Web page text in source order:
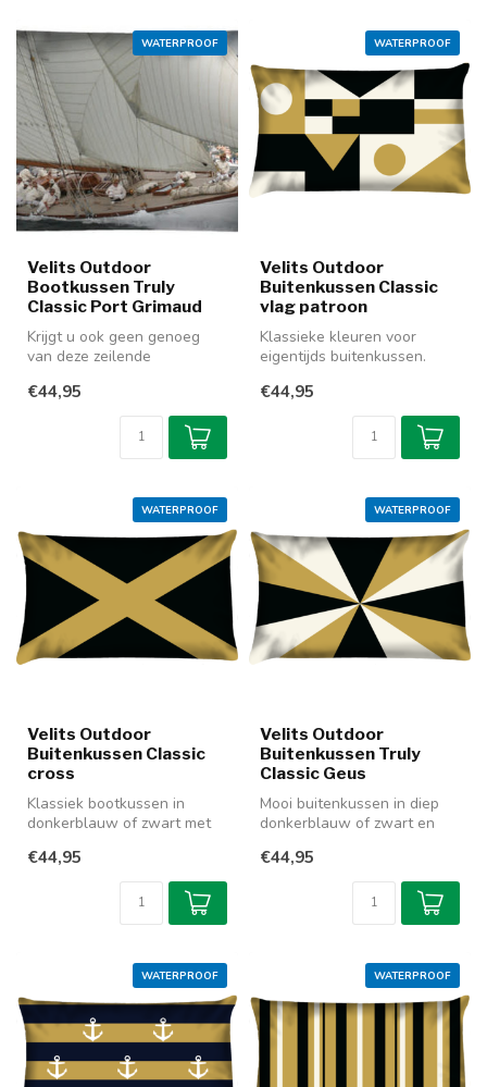
WATERPROOF
Velits Outdoor
Bootkussen Truly
Classic Port Grimaud
Krijgt u ook geen genoeg
van deze zeilende
bootkussen...
€44,95
WATERPROOF
Velits Outdoor
Buitenkussen Classic
vlag patroon
Klassieke kleuren voor
eigentijds buitenkussen.
goudkle...
€44,95
WATERPROOF
Velits Outdoor
Buitenkussen Classic
cross
Klassiek bootkussen in
donkerblauw of zwart met
vo...
€44,95
WATERPROOF
Velits Outdoor
Buitenkussen Truly
Classic Geus
Mooi buitenkussen in diep
donkerblauw of zwart en
p...
€44,95
WATERPROOF WATERPROOF